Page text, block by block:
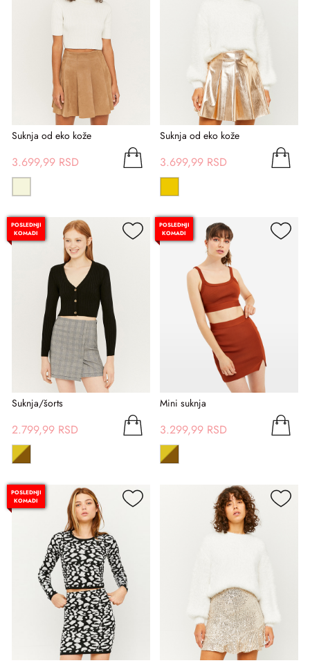
Suknja od eko kože
3.699,99 RSD
Suknja od eko kože
3.699,99 RSD
POSLEDNJI
KOMADI
Suknja/šorts
2.799,99 RSD
POSLEDNJI
KOMADI
Mini suknja
3.299,99 RSD
POSLEDNJI
KOMADI